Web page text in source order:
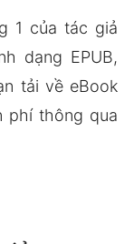
1 của tác giả
dạng EPUB,
tải về eBook
phí thông qua